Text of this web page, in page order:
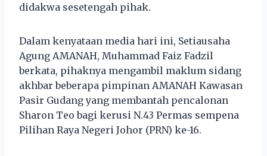
didakwa sesetengah pihak.
Dalam kenyataan media hari ini, Setiausaha
Agung AMANAH, Muhammad Faiz Fadzil
berkata, pihaknya mengambil maklum sidang
akhbar beberapa pimpinan AMANAH Kawasan
Pasir Gudang yang membantah pencalonan
Sharon Teo bagi kerusi N.43 Permas sempena
Pilihan Raya Negeri Johor (PRN) ke-16.